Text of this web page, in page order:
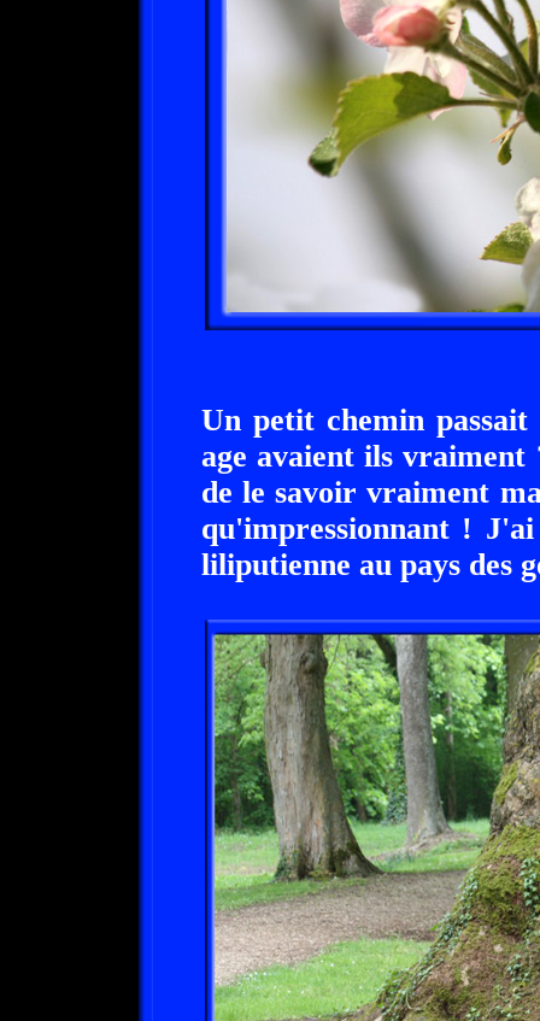
Un petit chemin passait
age avaient ils vraiment
de le savoir vraiment
qu'impressionnant !
liliputienne au pays des